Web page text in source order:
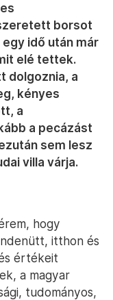
borsot
idő után már
elé tettek.
dolgoznia, a
kényes
a
a pecázást
sem lesz
villa várja.
hogy
itthon és
értékeit
a magyar
tudományos,